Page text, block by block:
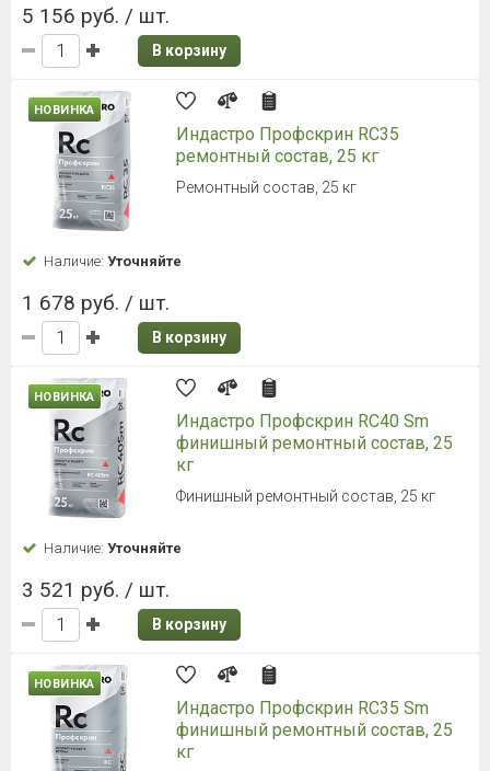
5 156 руб. / шт.
В корзину
НОВИНКА
Индастро Профскрин RC35
ремонтный состав, 25 кг
Ремонтный состав, 25 кг
Наличие: Уточняйте
1 678 руб. / шт.
В корзину
НОВИНКА
Индастро Профскрин RC40 Sm
финишный ремонтный состав, 25
кг
Финишный ремонтный состав, 25 кг
Наличие: Уточняйте
3 521 руб. / шт.
В корзину
НОВИНКА
Индастро Профскрин RC35 Sm
финишный ремонтный состав, 25
кг